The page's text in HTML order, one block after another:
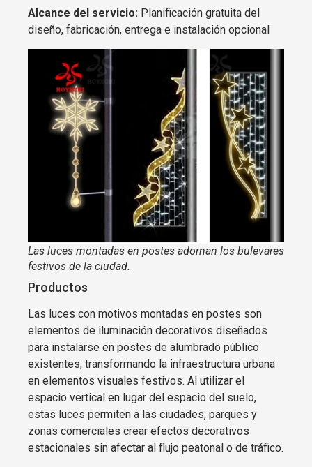
Alcance del servicio: Planificación gratuita del
diseño, fabricación, entrega e instalación opcional
Las luces montadas en postes adornan los bulevares
festivos de la ciudad.
Productos
Las luces con motivos montadas en postes son
elementos de iluminación decorativos diseñados
para instalarse en postes de alumbrado público
existentes, transformando la infraestructura urbana
en elementos visuales festivos. Al utilizar el
espacio vertical en lugar del espacio del suelo,
estas luces permiten a las ciudades, parques y
zonas comerciales crear efectos decorativos
estacionales sin afectar al flujo peatonal o de tráfico.